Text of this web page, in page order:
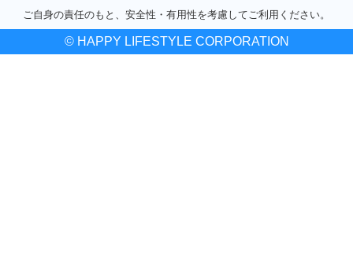
ご自身の責任のもと、安全性・有用性を考慮してご利用ください。
© HAPPY LIFESTYLE CORPORATION